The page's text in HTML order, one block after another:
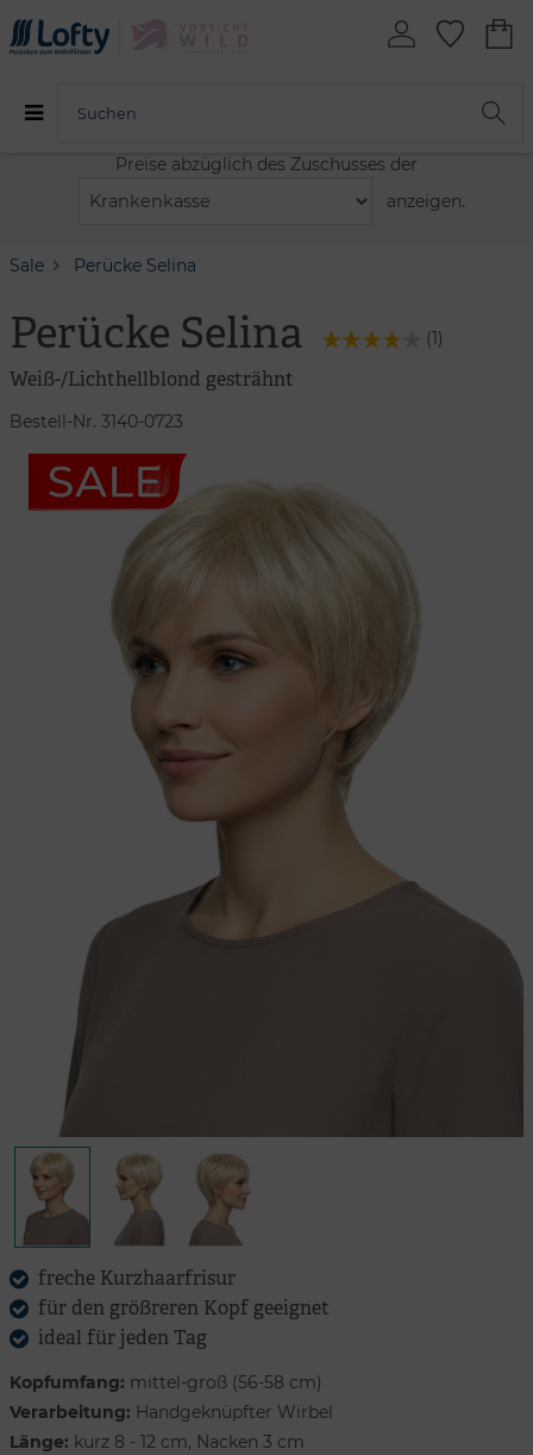
Preise abzüglich des Zuschusses der
anzeigen.
Sale Perücke Selina
Perücke Selina (1)
Weiß-/Lichthellblond gesträhnt
Bestell-Nr. 3140-0723
freche Kurzhaarfrisur
für den größreren Kopf geeignet
ideal für jeden Tag
Kopfumfang: mittel-groß (56-58 cm)
Verarbeitung: Handgeknüpfter Wirbel
Länge: kurz 8 - 12 cm, Nacken 3 cm